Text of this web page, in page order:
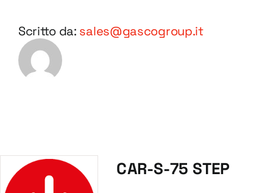
Scritto da: sales@gascogroup.it
CAR-S-75 STEP